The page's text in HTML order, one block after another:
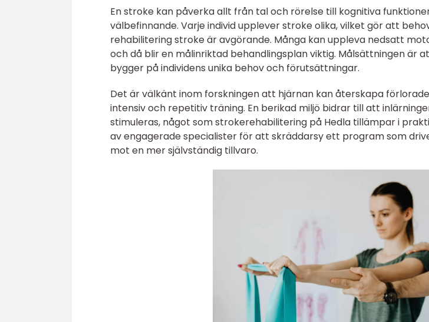
En stroke kan påverka allt från tal och rörelse till kognitiva
välbefinnande. Varje individ upplever stroke olika, vilket gör att
rehabilitering stroke är avgörande. Många kan uppleva nedsatt
och då blir en målinriktad behandlingsplan viktig. Målsättningen är
bygger på individens unika behov och förutsättningar.
Det är välkänt inom forskningen att hjärnan kan återskapa
intensiv och repetitiv träning. En berikad miljö bidrar till att
stimuleras, något som strokerehabilitering på Hedla tillämpar i
av engagerade specialister för att skräddarsy ett program som
mot en mer självständig tillvaro.